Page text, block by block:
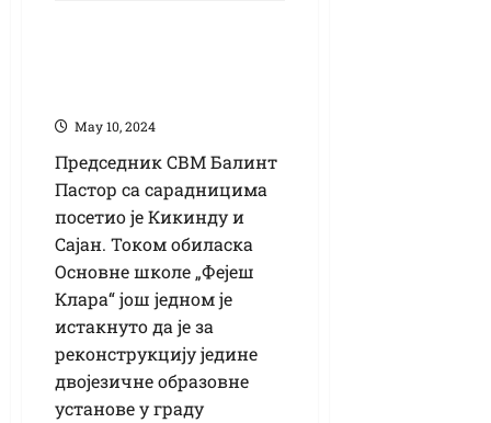
Маy 10, 2024
Председник СВМ Балинт
Пастор са сарадницима
посетио је Кикинду и
Сајан. Током обиласка
Основне школе „Фејеш
Клара“ још једном је
истакнуто да је за
реконструкцију једине
двојезичне образовне
установе у граду